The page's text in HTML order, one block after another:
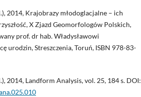
2014, Krajobrazy młodoglacjalne – ich
X Zjazd Geomorfologów Polskich,
prof. dr hab. Władysławowi
urodzin, Streszczenia, Toruń, ISBN 978-83-
2014, Landform Analysis, vol. 25, 184 s. DOI: